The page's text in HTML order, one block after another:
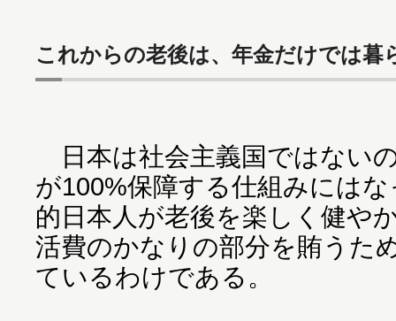
これからの老後は、年金だけでは暮
日本は社会主義国ではない
が100%保障する仕組みには
的日本人が老後を楽しく健や
活費のかなりの部分を賄うた
ているわけである。